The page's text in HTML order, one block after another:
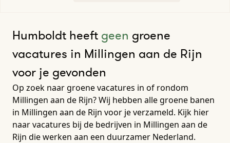
Humboldt heeft geen groene
vacatures in Millingen aan de Rijn
voor je gevonden
Op zoek naar groene vacatures in of rondom
Millingen aan de Rijn? Wij hebben alle groene banen
in Millingen aan de Rijn voor je verzameld. Kijk hier
naar vacatures bij de bedrijven in Millingen aan de
Rijn die werken aan een duurzamer Nederland.